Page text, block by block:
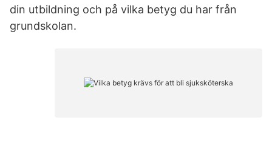
din utbildning och på vilka betyg du har från
grundskolan.